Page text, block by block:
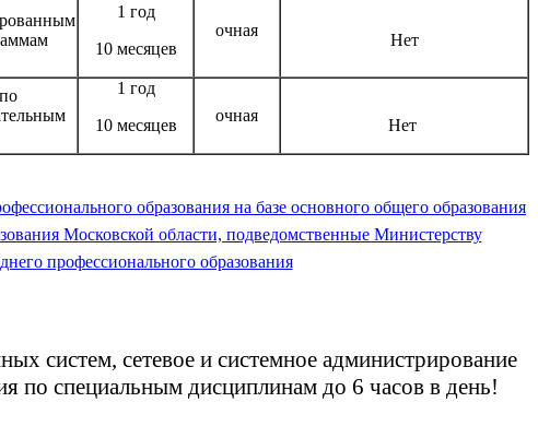
1 год
10 месяцев
очная
Нет
1 год
10 месяцев
очная
Нет
образования на базе основного общего образования
Московской области, подведомственные Министерству
профессионального образования
систем, cетевое и системное администрирование
по специальным дисциплинам до 6 часов в день!